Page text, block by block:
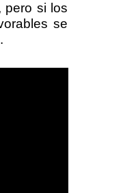
pero si los
se